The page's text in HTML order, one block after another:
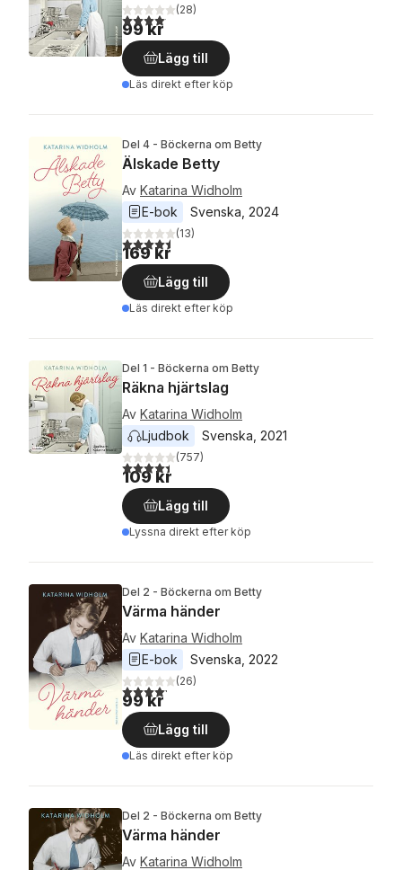
4,1utav 5 stjärnor. Totalt antal röster:
(28)
99 kr
Lägg till
Läs direkt efter köp
Del 4 - Böckerna om Betty
Älskade Betty
Av Katarina Widholm
E-bok
Svenska 2024
4,5utav 5 stjärnor. Totalt antal röster:
(13)
169 kr
Lägg till
Läs direkt efter köp
Del 1 - Böckerna om Betty
Räkna hjärtslag
Av Katarina Widholm
Ljudbok
Svenska 2021
4,4utav 5 stjärnor. Totalt antal röster:
(757)
109 kr
Lägg till
Lyssna direkt efter köp
Del 2 - Böckerna om Betty
Värma händer
Av Katarina Widholm
E-bok
Svenska 2022
4,2utav 5 stjärnor. Totalt antal röster:
(26)
99 kr
Lägg till
Läs direkt efter köp
Del 2 - Böckerna om Betty
Värma händer
Av Katarina Widholm